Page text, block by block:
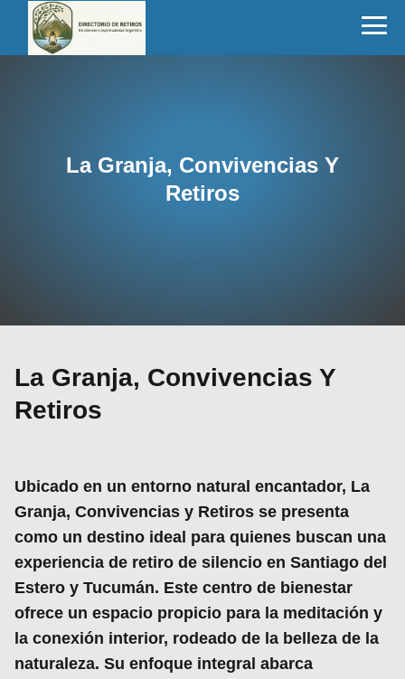
La Granja, Convivencias Y
Retiros
La Granja, Convivencias Y
Retiros
Ubicado en un entorno natural encantador, La
Granja, Convivencias y Retiros se presenta
como un destino ideal para quienes buscan una
experiencia de retiro de silencio en Santiago del
Estero y Tucumán. Este centro de bienestar
ofrece un espacio propicio para la meditación y
la conexión interior, rodeado de la belleza de la
naturaleza. Su enfoque integral abarca